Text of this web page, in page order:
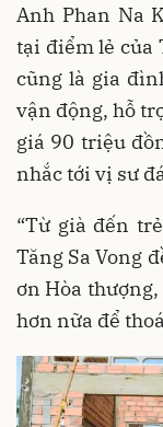
Anh Phan Na
tại điểm lẻ của
cũng là gia
vận động, hỗ
giá 90 triệu
nhắc tới vị sư
“Từ già đến
Tăng Sa Vong
ơn Hòa
hơn nữa để